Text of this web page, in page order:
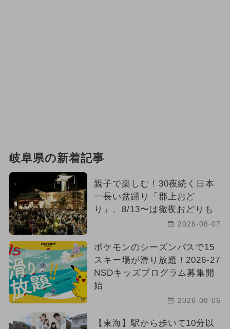
グルメフェス
2023年11月のイベント
2024年4月のイベント
2024年5月のイベント
夏休み（涼しい）
岐阜県の新着記事
親子で楽しむ！30夜続く日本
一長い盆踊り「郡上おど
り」、8/13〜は徹夜おどりも
2026-08-07
ポケモンのシーズンパスで15
スキー場が滑り放題！2026-27
NSDキッズプログラム募集開
始
2026-08-06
【東海】駅から歩いて10分以